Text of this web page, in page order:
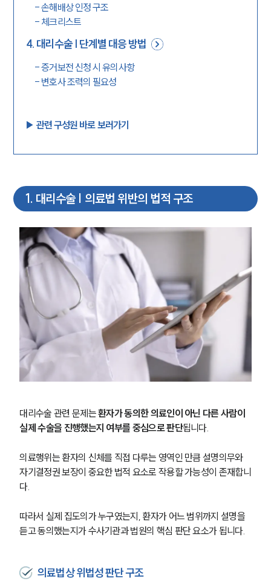
-손해배상 인정 구조
- 체크리스트
4. 대리수술 | 단계별 대응 방법
-증거보전 신청 시 유의사항
- 변호사 조력의 필요성
▶︎ 관련 구성원 바로 보러가기
1. 대리수술 | 의료법 위반의 법적 구조
대리수술 관련 문제는 환자가 동의한 의료인이 아닌 다른 사람이
실제 수술을 진행했는지 여부를 중심으로 판단됩니다.
의료행위는 환자의 신체를 직접 다루는 영역인 만큼 설명의무와
자기결정권 보장이 중요한 법적 요소로 작용할 가능성이 존재합니
다.
따라서 실제 집도의가 누구였는지, 환자가 어느 범위까지 설명을
듣고 동의했는지가 수사기관과 법원의 핵심 판단 요소가 됩니다.
의료법상 위법성 판단 구조